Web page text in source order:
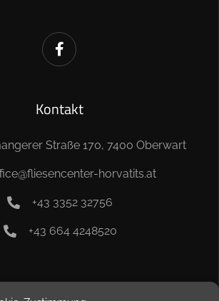
Kontakt
Straße 170, 7400 Oberwart
horvatits.at
+43 3352 32756
+43 664 4248520